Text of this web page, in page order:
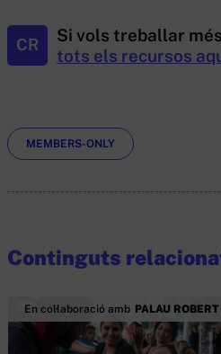
CR
Si vols treballar
tots els recursos
Etiquetes
MEMBERS-ONLY
Continguts
En col·laboració amb PALAU ROBERT